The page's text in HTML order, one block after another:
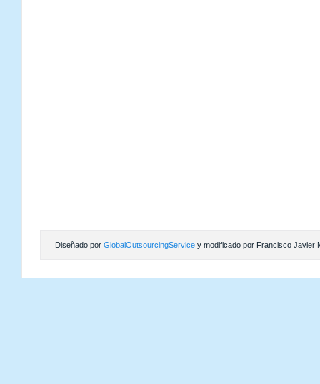
Diseñado por GlobalOutsourcingService y modificado por Francisco Javier